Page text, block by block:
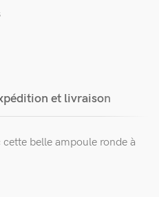
et livraison
belle ampoule ronde à